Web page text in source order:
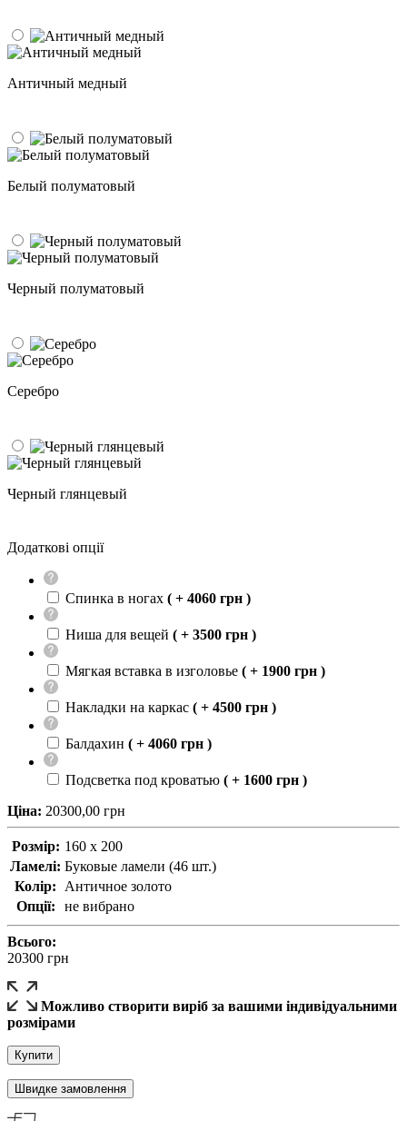
Античный медный
Белый полуматовый
Черный полуматовый
Серебро
Черный глянцевый
Додаткові опції
Спинка в ногах ( + 4060 грн )
Ниша для вещей ( + 3500 грн )
Мягкая вставка в изголовье ( + 1900 грн )
Накладки на каркас ( + 4500 грн )
Балдахин ( + 4060 грн )
Подсветка под кроватью ( + 1600 грн )
Ціна: 20300,00 грн
Розмір: 160 x 200
Ламелі: Буковые ламели (46 шт.)
Колір:
Античное золото
Опції:
не вибрано
Всього:
20300 грн
Можливо створити виріб за вашими індивідуальними
розмірами
Купити
Швидке замовлення